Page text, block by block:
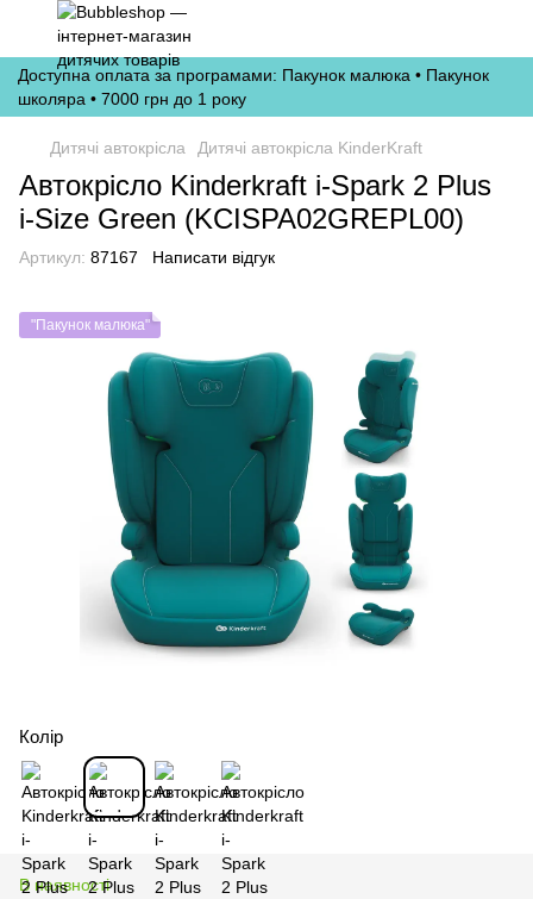
Доступна оплата за програмами: Пакунок малюка • Пакунок
школяра • 7000 грн до 1 року
Дитячі автокрісла Дитячі автокрісла KinderKraft
Автокрісло Kinderkraft i-Spark 2 Plus
i-Size Green (KCISPA02GREPL00)
Артикул: 87167 Написати відгук
"Пакунок малюка"
Колір
В наявності